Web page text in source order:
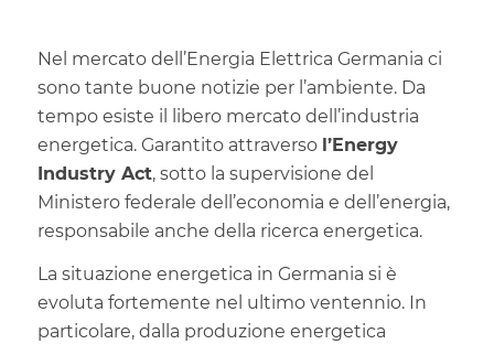
Nel mercato dell’Energia Elettrica Germania ci
sono tante buone notizie per l’ambiente. Da
tempo esiste il libero mercato dell’industria
energetica. Garantito attraverso l’Energy
Industry Act, sotto la supervisione del
Ministero federale dell’economia e dell’energia,
responsabile anche della ricerca energetica.
La situazione energetica in Germania si è
evoluta fortemente nel ultimo ventennio. In
particolare, dalla produzione energetica